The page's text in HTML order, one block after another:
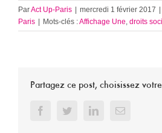
ParAct Up-Paris mercredi 1 février 2017
Paris
Mots-clés :Affichage Une, droits
Partagez ce post, choisissez
FacebookTwitterLinkedInEmail